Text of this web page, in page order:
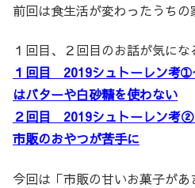
前回は食生活が変わったうちの
１回目、２回目のお話が気に
１回目 2019シュトーレン考➀
はバターや白砂糖を使わない
２回目 2019シュトーレン考
市販のおやつが苦手に
今回は「市販の甘いお菓子があ